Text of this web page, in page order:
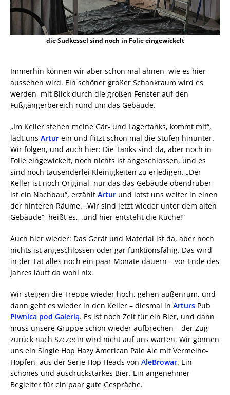
die Sudkessel sind noch in Folie eingewickelt
Immerhin können wir aber schon mal ahnen, wie es hier
aussehen wird. Ein schöner großer Schankraum wird es
werden, mit Blick durch die großen Fenster auf den
Fußgängerbereich rund um das Gebäude.
„Im Keller stehen meine Gär- und Lagertanks, kommt mit“,
lädt uns Artur ein und flitzt schon mal die Stufen hinunter.
Wir folgen, und auch hier: Die Tanks sind da, aber noch in
Folie eingewickelt, noch nichts ist angeschlossen, und es
sind noch tausenderlei Kleinigkeiten zu erledigen. „Der
Keller ist noch Original, nur das das Gebäude obendrüber
ist ein Nachbau“, erzählt Artur und lotst uns weiter in einen
der hinteren Räume. „Wir sind jetzt wieder unter dem alten
Gebäude“, heißt es, „und hier entsteht die Küche!“
Auch hier wieder: Das Gerät und Material ist da, aber noch
nichts ist angeschlossen oder gar funktionsfähig. Das wird
in der Tat alles noch ein paar Monate dauern – vor Ende des
Jahres läuft da wohl nix.
Wir steigen die Treppe wieder hoch, gehen außenrum, und
dann geht es wieder in den Keller – diesmal in Arturs Pub
Piwnica pod Galerią. Es ist noch Zeit für ein Bier, und dann
muss unsere Gruppe schon wieder aufbrechen – der Zug
zurück nach Szczecin wird nicht auf uns warten. Wir gönnen
uns ein Single Hop Hazy American Pale Ale mit Vermelho-
Hopfen, aus der Serie Hop Heads von AleBrowar. Ein
schönes und ausdruckstarkes Bier. Ein angenehmer
Begleiter für ein paar gute Gespräche.